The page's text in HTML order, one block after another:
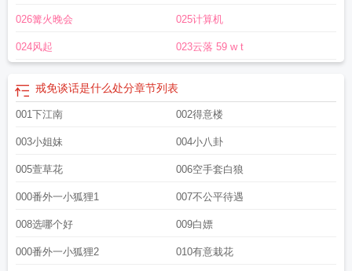
戒烟1-7天身体变化 戒烟的正确方法 戒断
指戒五笔怎么打 戒烟最难熬的三段时间戒烟后的症状 突然戒烟后的13种表
现戒奶涨奶痛有什么缓解方法戒牒戒牒是什么意思戒色多久能恢复正常人戒
佳方法 戒定慧 戒色多少天算成功 戒毒是一个长期的过程
读戒的偏旁部首 诫勉谈话属于什么处分行为
净 戒烟的好处 戒牒证是啥戒不掉
吗
026篝火晚会 025计算机
024风起 023云落 59 w t
戒免谈话是什么处分章节列表
001下江南 002得意楼
003小姐妹 004小八卦
005萱草花 006空手套白狼
000番外一小狐狸1 007不公平待遇
008选哪个好 009白嫖
000番外一小狐狸2 010有意栽花